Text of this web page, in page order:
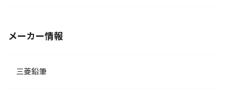
メーカー情報
三菱鉛筆